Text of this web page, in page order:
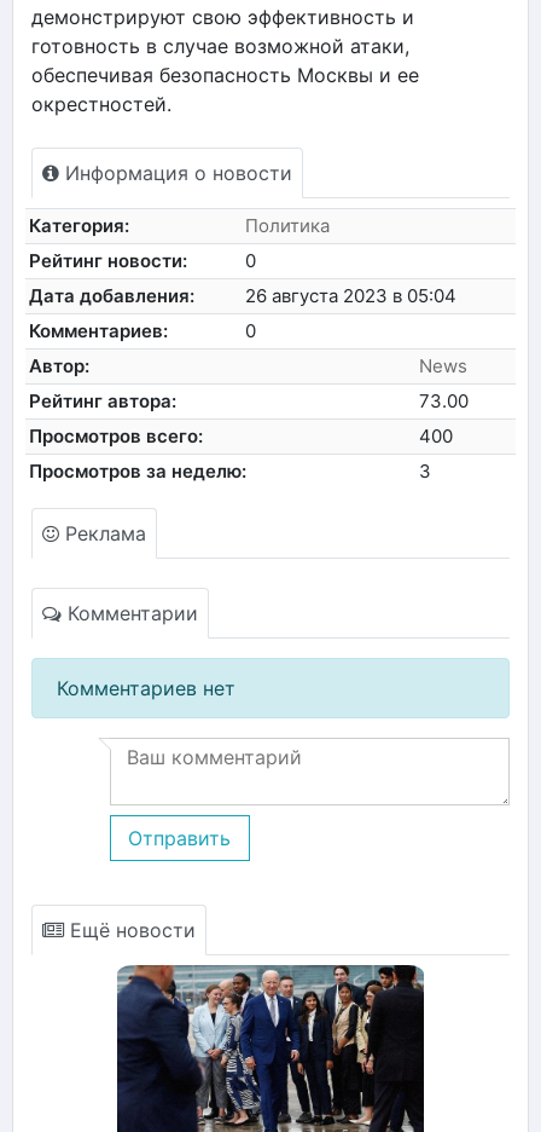
демонстрируют свою эффективность и
готовность в случае возможной атаки,
обеспечивая безопасность Москвы и ее
окрестностей.
Информация о новости
Категория:
Политика
Рейтинг новости:
0
Дата добавления:
26 августа 2023 в 05:04
Комментариев:
0
Автор:
News
Рейтинг автора:
73.00
Просмотров всего:
400
Просмотров за неделю:
3
Реклама
Комментарии
Комментариев нет
Отправить
Ещё новости